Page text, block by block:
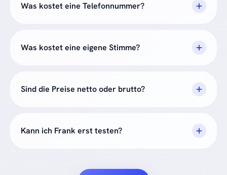
Was kostet eine Telefonnummer?
Was kostet eine eigene Stimme?
Sind die Preise netto oder brutto?
Kann ich Frank erst testen?